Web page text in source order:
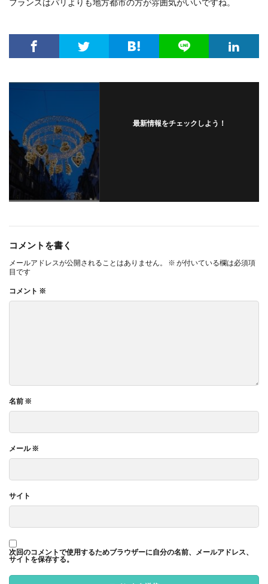
フランスはパリよりも地方都市の方が雰囲気がいいですね。
最新情報をチェックしよう！
コメントを書く
メールアドレスが公開されることはありません。 ※ が付いている欄は必須項
目です
コメント ※
名前 ※
メール※
サイト
次回のコメントで使用するためブラウザーに自分の名前、メールアドレス、
サイトを保存する。